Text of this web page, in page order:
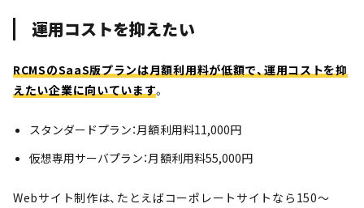
運用コストを抑えたい
RCMSのSaaS版プランは月額利用料が低額で、運用コストを抑
えたい企業に向いています。
スタンダードプラン：月額利用料11,000円
仮想専用サーバプラン：月額利用料55,000円
Webサイト制作は、たとえばコーポレートサイトなら150～